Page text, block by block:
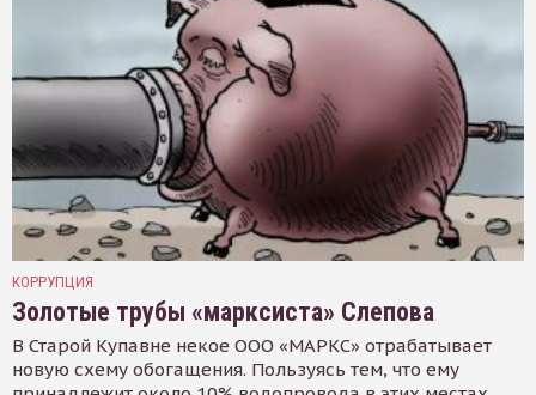
КОРРУПЦИЯ
Золотые трубы «марксиста» Слепова
В Старой Купавне некое ООО «МАРКС» отрабатывает
новую схему обогащения. Пользуясь тем, что ему